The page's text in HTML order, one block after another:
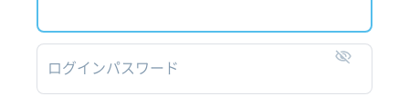
ログインパスワード